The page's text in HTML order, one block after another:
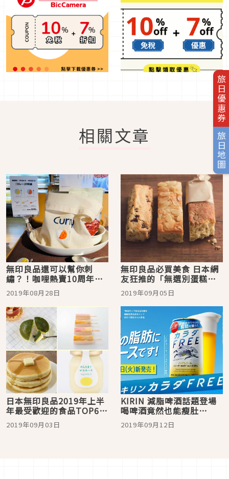
旅日優惠券
旅日地圖
相關文章
無印良品還可以幫你刺
繡？！咖哩熱賣10周年期
間限定款登場
2019年08月28日
無印良品必買美食 日本網
友狂推的「無選別蛋糕」
CP值爆表
2019年09月05日
日本無印良品2019年上半
年最受歡迎的食品TOP6！
零食、甜點、調味料通通
都有！
2019年09月03日
KIRIN 減脂啤酒話題登場
喝啤酒竟然也能瘦肚
肚？！
2019年09月12日